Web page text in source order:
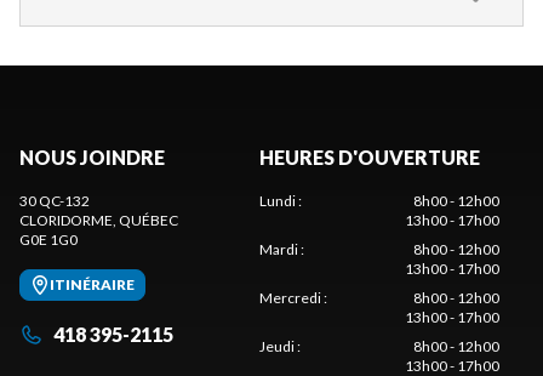
NOUS JOINDRE
30 QC-132
CLORIDORME, QUÉBEC
G0E 1G0
ITINÉRAIRE
418 395-2115
HEURES D'OUVERTURE
Lundi:
8h00 - 12h00
13h00 - 17h00
Mardi:
8h00 - 12h00
13h00 - 17h00
Mercredi:
8h00 - 12h00
13h00 - 17h00
Jeudi:
8h00 - 12h00
13h00 - 17h00